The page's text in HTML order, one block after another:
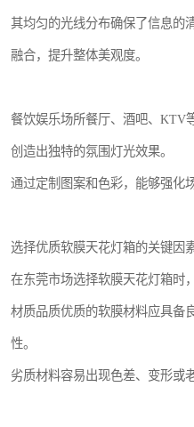
其均匀的光线分布确保了信息的
融合，提升整体美观度。
餐饮娱乐场所餐厅、酒吧、KTV
创造出独特的氛围灯光效果。
通过定制图案和色彩，能够强化
选择优质软膜天花灯箱的关键因
在东莞市场选择软膜天花灯箱时
材质品质优质的软膜材料应具备
性。
劣质材料容易出现色差、变形或